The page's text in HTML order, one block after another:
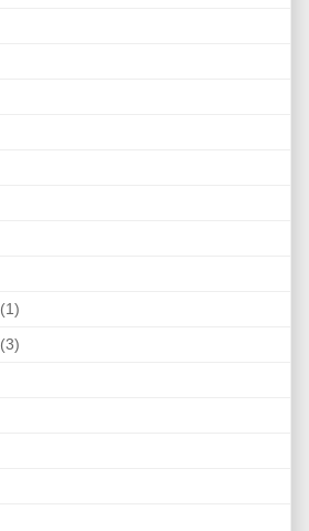
(1)
(3)